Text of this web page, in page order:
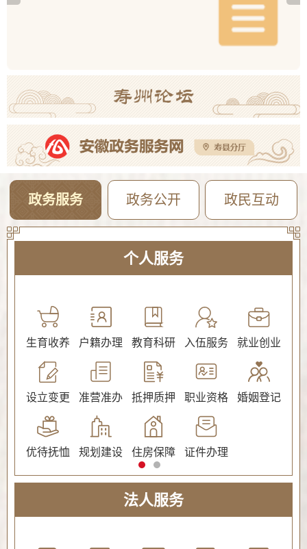
寿县机关事务管理服务中心与淮南东华城市服务有限公司联合公开招聘物业服务工作人员公告 08-05
2026年寿县一中新桥校区公开招聘教师体检考察公告
政务服务 政务公开 政民互动
个人服务
生育收养 户籍办理 教育科研 入伍服务 就业创业
设立变更 准营准办 抵押质押 职业资格 婚姻登记
优待抚恤 规划建设 住房保障 证件办理
法人服务